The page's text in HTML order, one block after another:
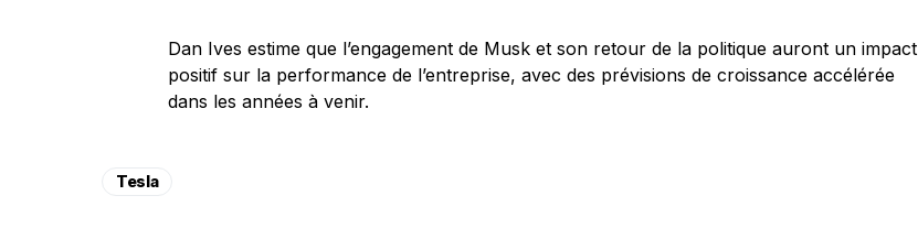
Dan Ives estime que l’engagement de Musk et son retour de la politique auront un impact
positif sur la performance de l’entreprise, avec des prévisions de croissance accélérée
dans les années à venir.
Tesla